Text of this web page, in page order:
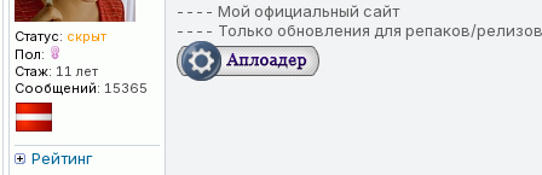
Статус: скрыт
Пол:
Стаж: 11 лет
Сообщений: 15365
Рейтинг
---- Мой официальный сайт
---- Только обновления для репаков/релизов